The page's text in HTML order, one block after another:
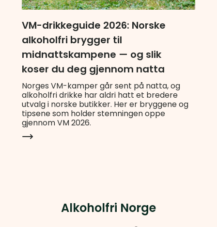
VM-drikkeguide 2026: Norske
alkoholfri brygger til
midnattskampene — og slik
koser du deg gjennom natta
Norges VM-kamper går sent på natta, og
alkoholfri drikke har aldri hatt et bredere
utvalg i norske butikker. Her er bryggene og
tipsene som holder stemningen oppe
gjennom VM 2026.
Alkoholfri Norge